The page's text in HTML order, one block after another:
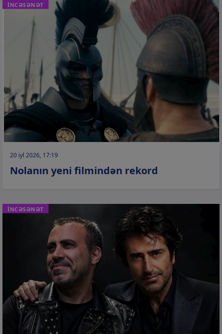
İNCƏSƏNƏT
20 iyl 2026, 17:19
Nolanın yeni filmindən rekord
İNCƏSƏNƏT